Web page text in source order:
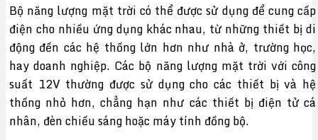
Bộ năng lượng mặt trời có thể được sử dụng để cung cấp
điện cho nhiều ứng dụng khác nhau, từ những thiết bị di
động đến các hệ thống lớn hơn như nhà ở, trường học,
hay doanh nghiệp. Các bộ năng lượng mặt trời với công
suất 12V thường được sử dụng cho các thiết bị và hệ
thống nhỏ hơn, chẳng hạn như các thiết bị điện tử cá
nhân, đèn chiếu sáng hoặc máy tính đồng bộ.